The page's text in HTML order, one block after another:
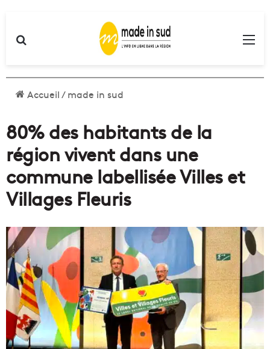
Accueil/made in sud
80% des habitants de la
région vivent dans une
commune labellisée Villes et
Villages Fleuris